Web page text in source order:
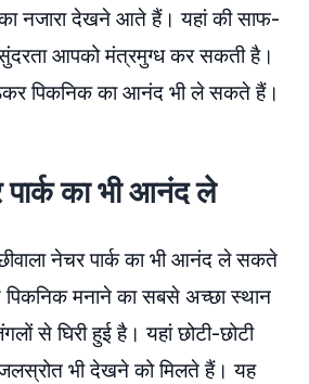
नजारा देखने आते हैं। यहां की साफ-
आपको मंत्रमुग्ध कर सकती है।
पिकनिक का आनंद भी ले सकते हैं।
पार्क का भी आनंद ले
नेचर पार्क का भी आनंद ले सकते
पिकनिक मनाने का सबसे अच्छा स्थान
से घिरी हुई है। यहां छोटी-छोटी
भी देखने को मिलते हैं। यह